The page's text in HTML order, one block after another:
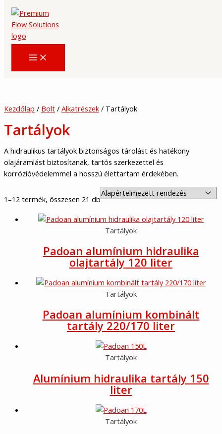
Skip
content
Kezdőlap / Bolt / Alkatrészek / Tartályok
Tartályok
A hidraulikus tartályok biztonságos tárolást és hatékony
olajáramlást biztosítanak, tartós szerkezettel és
korrózióvédelemmel a hosszú élettartam érdekében.
1–12 termék, összesen 21 db
Tartályok
Padoan alumínium hidraulika
olajtartály 120 liter
Tartályok
Padoan alumínium kombinált
tartály 220/170 liter
Tartályok
Alumínium hidraulika tartály 150
liter
Tartályok